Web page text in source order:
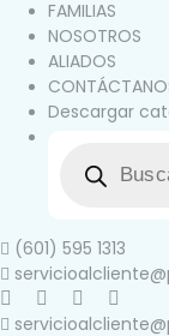
FAMILIAS
NOSOTROS
ALIADOS
Descargar
(601) 595 1313